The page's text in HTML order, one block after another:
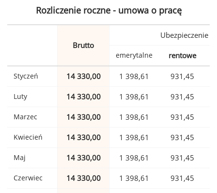
Rozliczenie roczne - umowa o pracę
Brutto
Ubezpieczenie
emerytalne rentowe
Styczeń 14 330,00 1 398,61 931,45
Luty 14 330,00 1 398,61 931,45
Marzec 14 330,00 1 398,61 931,45
Kwiecień 14 330,00 1 398,61 931,45
Maj 14 330,00 1 398,61 931,45
Czerwiec 14 330,00 1 398,61 931,45